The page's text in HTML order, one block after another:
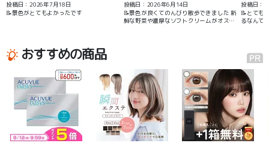
投稿日：2026年7月18日
📝景色がとてもよかったです
投稿日：2026年6月14日
📝景色が良くてのんびり散歩できました 新
鮮な野菜や濃厚なソフトクリームがオスス
メ わんこリードでOK
投稿日：
📝とても
るなんて
おすすめの商品